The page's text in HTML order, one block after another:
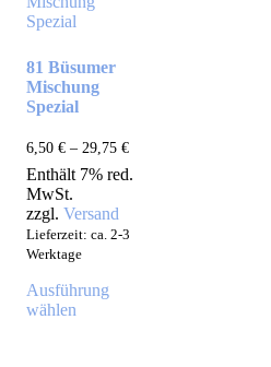
81 Büsumer
Mischung
Spezial
6,50 € – 29,75 €
Enthält 7% red.
MwSt.
zzgl. Versand
Lieferzeit: ca. 2-3
Werktage
Ausführung
wählen